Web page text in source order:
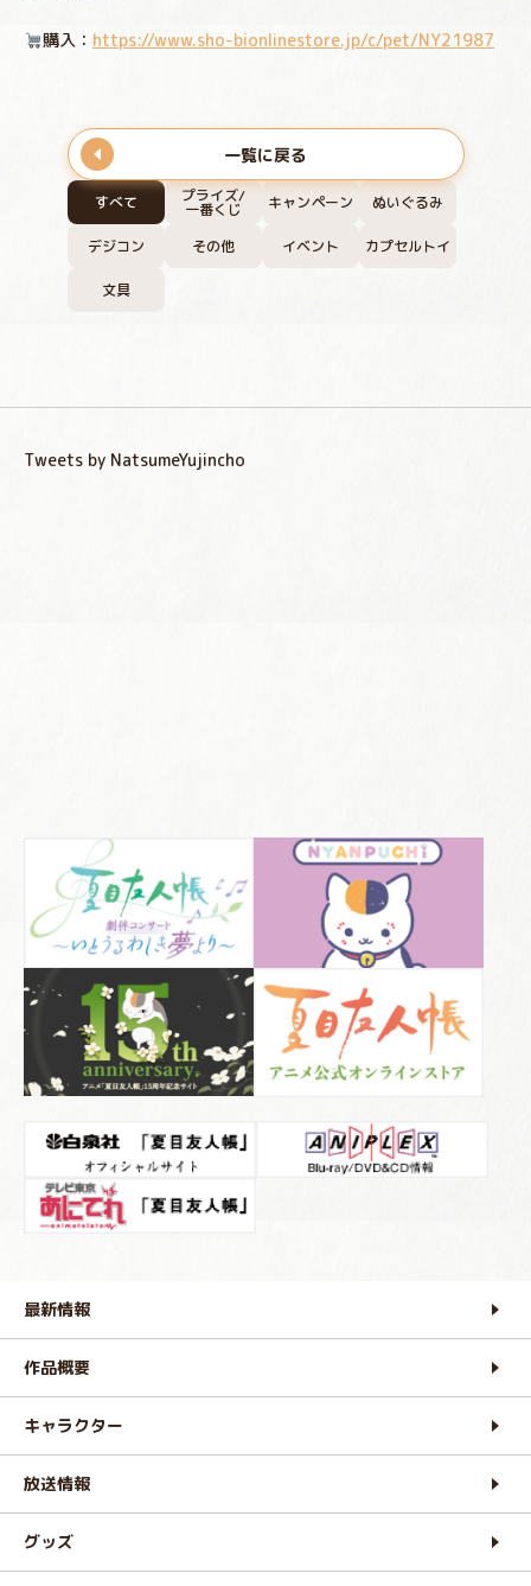
すべて プライズ/
一番くじ キャンペーン ぬいぐるみ
デジコン その他 イベント カプセルトイ
文具
購入： https://www.sho-bionlinestore.jp/c/pet/NY21987
一覧に戻る
Tweets by NatsumeYujincho
最新情報
作品概要
キャラクター
放送情報
グッズ